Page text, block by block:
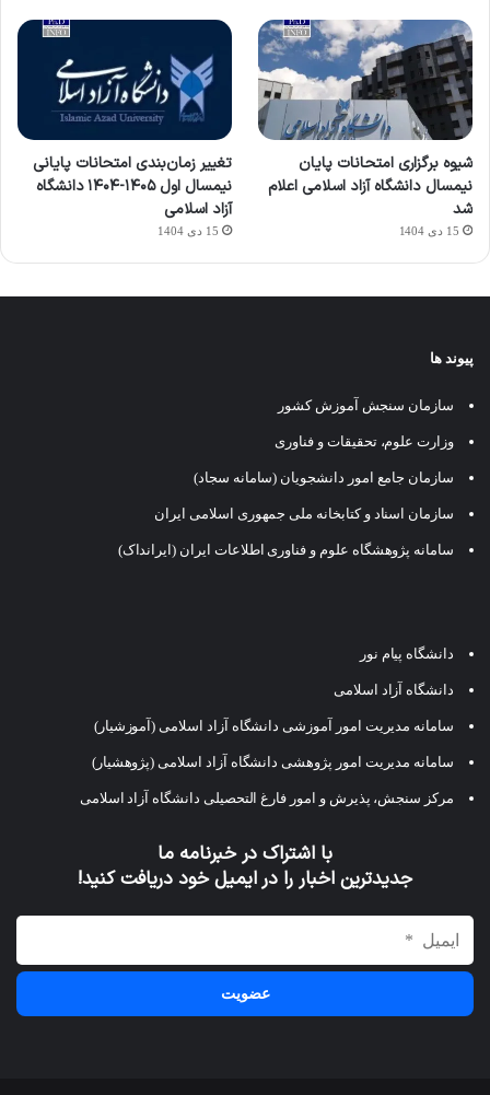
شیوه برگزاری امتحانات پایان
نیمسال دانشگاه آزاد اسلامی اعلام
شد
15 دی 1404
تغییر زمان‌بندی امتحانات پایانی
نیمسال اول ۱۴۰۵-۱۴۰۴ دانشگاه
آزاد اسلامی
15 دی 1404
پیوند ها
سازمان سنجش آموزش کشور
وزارت علوم، تحقیقات و فناوری
سازمان جامع امور دانشجویان (سامانه سجاد)
سازمان اسناد و کتابخانه ملی جمهوری اسلامی ایران
سامانه پژوهشگاه علوم و فناوری اطلاعات ایران (ایرانداک)
دانشگاه پیام نور
دانشگاه آزاد اسلامی
سامانه مدیریت امور آموزشی دانشگاه آزاد اسلامی (آموزشیار)
سامانه مدیریت امور پژوهشی دانشگاه آزاد اسلامی (پژوهشیار)
مرکز سنجش، پذیرش و امور فارغ التحصیلی دانشگاه آزاد اسلامی
با اشتراک در خبرنامه ما
جدیدترین اخبار را در ایمیل خود دریافت کنید!